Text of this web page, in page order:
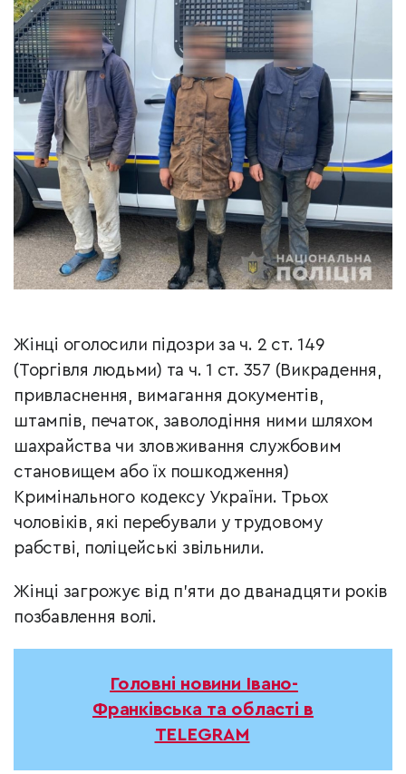
Жінці оголосили підозри за ч. 2 ст. 149
(Торгівля людьми) та ч. 1 ст. 357 (Викрадення,
привласнення, вимагання документів,
штампів, печаток, заволодіння ними шляхом
шахрайства чи зловживання службовим
становищем або їх пошкодження)
Кримінального кодексу України. Трьох
чоловіків, які перебували у трудовому
рабстві, поліцейські звільнили.
Жінці загрожує від п’яти до дванадцяти років
позбавлення волі.
Головні новини Івано-
Франківська та області в
TELEGRAM